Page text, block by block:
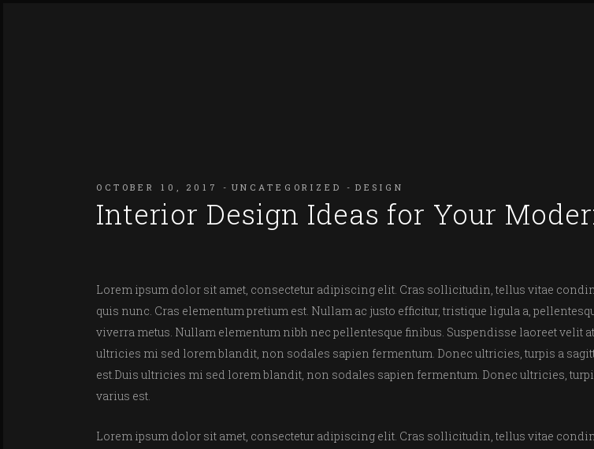
OCTOBER 10, 2017 UNCATEGORIZED DESIGN
Interior Design Ideas for Your
Lorem ipsum dolor sit amet, consectetur adipiscing elit. Cras sollicitudin, tellus vitae
quis nunc. Cras elementum pretium est. Nullam ac justo efficitur, tristique ligula a,
viverra metus. Nullam elementum nibh nec pellentesque finibus. Suspendisse laoreet velit
ultricies mi sed lorem blandit, non sodales sapien fermentum. Donec ultricies, turpis a
est.Duis ultricies mi sed lorem blandit, non sodales sapien fermentum. Donec ultricies,
varius est.
Lorem ipsum dolor sit amet, consectetur adipiscing elit. Cras sollicitudin, tellus vitae